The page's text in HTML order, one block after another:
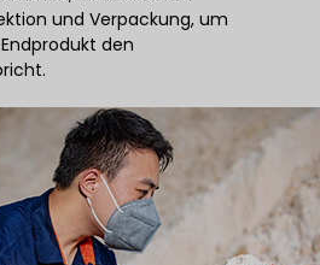
und Verpackung, um
den